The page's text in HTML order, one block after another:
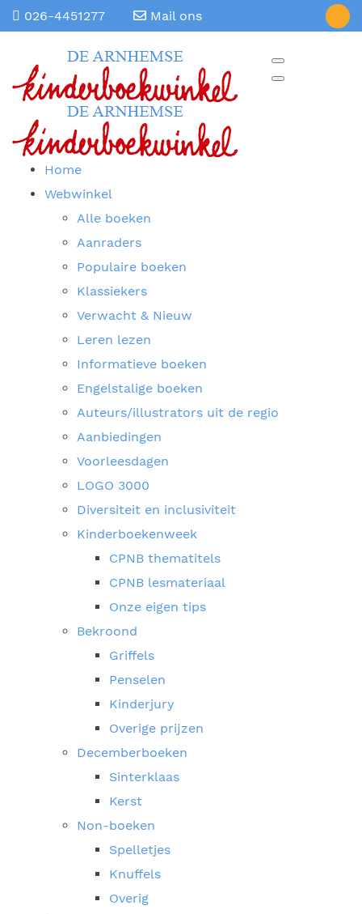
026-4451277 Mail ons
Home
Webwinkel
Alle boeken
Aanraders
Populaire boeken
Klassiekers
Verwacht & Nieuw
Leren lezen
Informatieve boeken
Engelstalige boeken
Auteurs/illustrators uit de regio
Aanbiedingen
Voorleesdagen
LOGO 3000
Diversiteit en inclusiviteit
Kinderboekenweek
CPNB thematitels
CPNB lesmateriaal
Onze eigen tips
Bekroond
Griffels
Penselen
Kinderjury
Overige prijzen
Decemberboeken
Sinterklaas
Kerst
Non-boeken
Spelletjes
Knuffels
Overig